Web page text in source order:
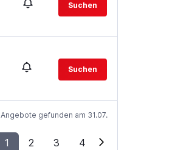
Suchen
Suchen
Angebote gefunden am 31.07.
1 2 3 4